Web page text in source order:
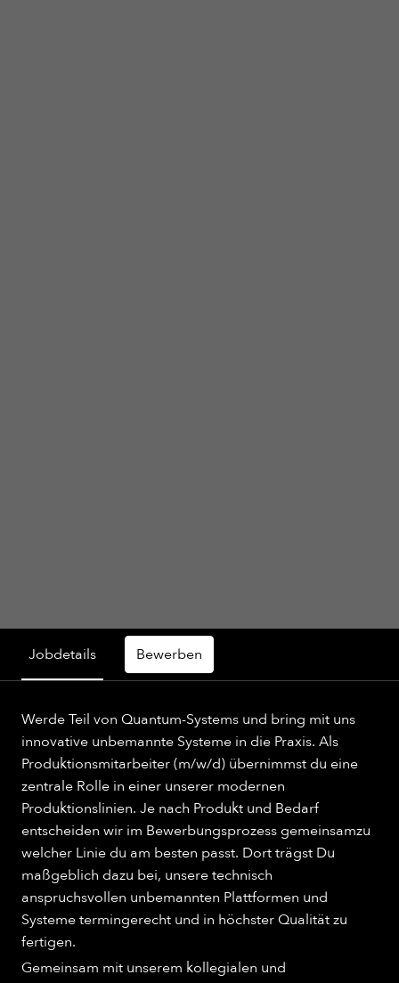
Jobdetails Bewerben
Werde Teil von Quantum-Systems und bring mit uns
innovative unbemannte Systeme in die Praxis. Als
Produktionsmitarbeiter (m/w/d) übernimmst du eine
zentrale Rolle in einer unserer modernen
Produktionslinien. Je nach Produkt und Bedarf
entscheiden wir im Bewerbungsprozess gemeinsamzu
welcher Linie du am besten passt. Dort trägst Du
maßgeblich dazu bei, unsere technisch
anspruchsvollen unbemannten Plattformen und
Systeme termingerecht und in höchster Qualität zu
fertigen.
Gemeinsam mit unserem kollegialen und